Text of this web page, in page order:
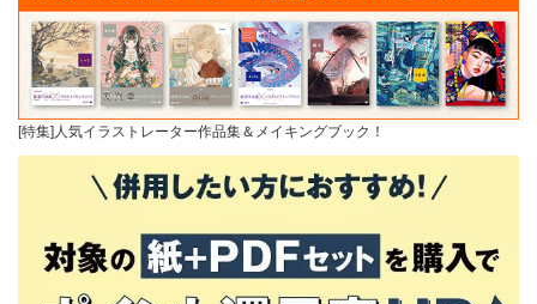
[特集]人気イラストレーター作品集＆メイキングブック！